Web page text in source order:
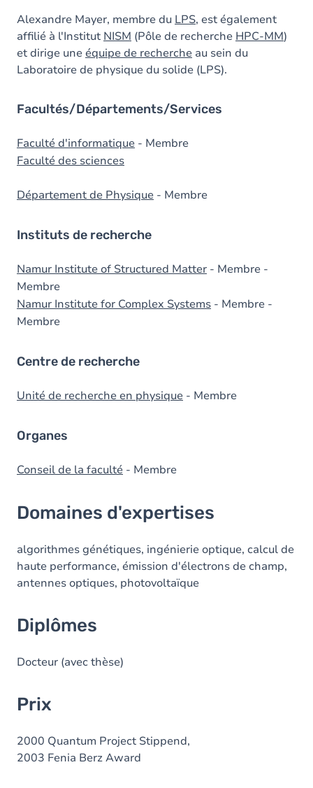
Alexandre Mayer, membre du LPS, est également
affilié à l'Institut NISM (Pôle de recherche HPC-MM)
et dirige une équipe de recherche au sein du
Laboratoire de physique du solide (LPS).
Facultés/Départements/Services
Faculté d'informatique - Membre
Faculté des sciences
Département de Physique - Membre
Instituts de recherche
Namur Institute of Structured Matter - Membre -
Membre
Namur Institute for Complex Systems - Membre -
Membre
Centre de recherche
Unité de recherche en physique - Membre
Organes
Conseil de la faculté - Membre
Domaines d'expertises
algorithmes génétiques, ingénierie optique, calcul de
haute performance, émission d'électrons de champ,
antennes optiques, photovoltaïque
Diplômes
Docteur (avec thèse)
Prix
2000 Quantum Project Stippend,
2003 Fenia Berz Award